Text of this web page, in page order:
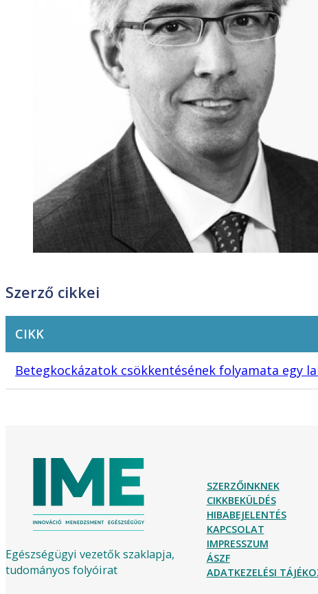
Szerző cikkei
CIKK
Betegkockázatok csökkentésének folyamata egy
Egészségügyi vezetők szaklapja,
tudományos folyóirat
SZERZŐINKNEK
CIKKBEKÜLDÉS
HIBABEJELENTÉS
KAPCSOLAT
IMPRESSZUM
ÁSZF
ADATKEZELÉSI